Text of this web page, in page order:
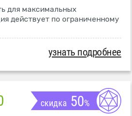
для максимальных
действует по ограниченному
узнать подробнее
скидка 50%